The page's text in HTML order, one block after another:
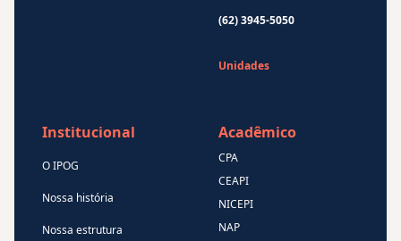
Institucional
O IPOG
Nossa história
Nossa estrutura
Acadêmico
CPA
CEAPI
NICEPI
NAP
(62) 3945-5050
Unidades